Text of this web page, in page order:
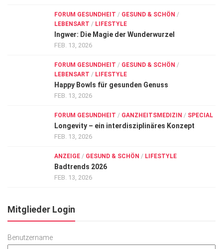
FORUM GESUNDHEIT / GESUND & SCHÖN /
LEBENSART / LIFESTYLE
Ingwer: Die Magie der Wunderwurzel
FEB. 13, 2026
FORUM GESUNDHEIT / GESUND & SCHÖN /
LEBENSART / LIFESTYLE
Happy Bowls für gesunden Genuss
FEB. 13, 2026
FORUM GESUNDHEIT / GANZHEITSMEDIZIN / SPECIAL
Longevity – ein interdisziplinäres Konzept
FEB. 13, 2026
ANZEIGE / GESUND & SCHÖN / LIFESTYLE
Badtrends 2026
FEB. 13, 2026
Mitglieder Login
Benutzername